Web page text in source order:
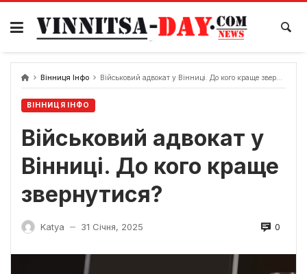
Skip
content
Вінниця Інфо Військовий адвокат у Вінниці. До кого краще звернутися?
ВІННИЦЯ ІНФО
Військовий адвокат у
Вінниці. До кого краще
звернутися?
Katya — 31 Січня, 2025 0